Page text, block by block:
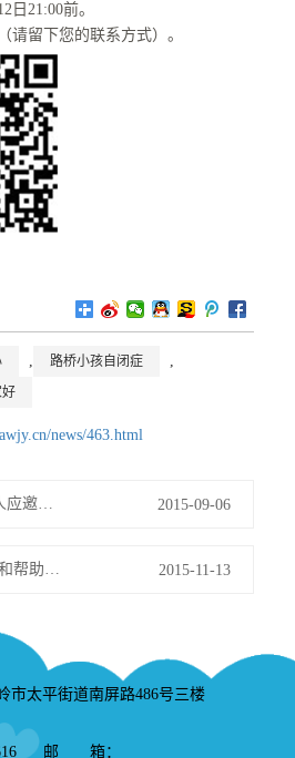
21:00前。
留下您的联系方式）。
, 路桥小孩自闭症 ,
news/463.html
中心负责人应邀参加特教机构管理培训 2015-09-06
“如何了解和帮助来自星星的孩子”公益讲座通知 2015-11-13
太平街道南屏路486号三楼
邮 箱：